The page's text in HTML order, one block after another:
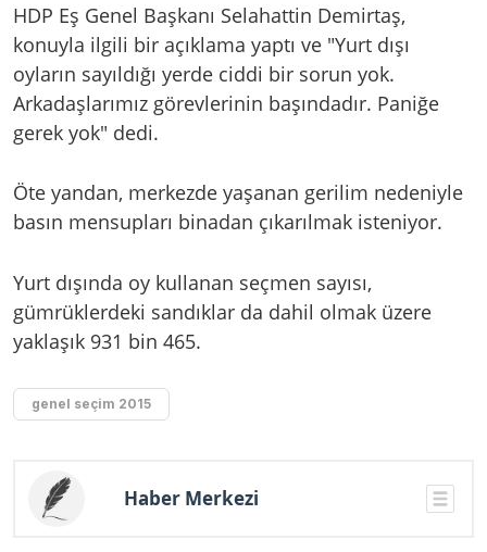
HDP Eş Genel Başkanı Selahattin Demirtaş,
konuyla ilgili bir açıklama yaptı ve "Yurt dışı
oyların sayıldığı yerde ciddi bir sorun yok.
Arkadaşlarımız görevlerinin başındadır. Paniğe
gerek yok" dedi.
Öte yandan, merkezde yaşanan gerilim nedeniyle
basın mensupları binadan çıkarılmak isteniyor.
Yurt dışında oy kullanan seçmen sayısı,
gümrüklerdeki sandıklar da dahil olmak üzere
yaklaşık 931 bin 465.
genel seçim 2015
Haber Merkezi